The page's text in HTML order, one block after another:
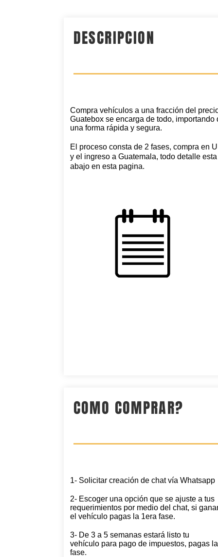
DESCRIPCION
Compra vehículos a una fracción del
Guatebox se encarga de todo, importando
una forma rápida y segura.
El proceso consta de 2 fases, compra en
y el ingreso a Guatemala, todo detalle
abajo en esta pagina.
COMO COMPRAR?
1- Solicitar creación de chat vía Whatsapp
2- Escoger una opción que se ajuste a tus
requerimientos por medio del chat, si
el vehículo pagas la 1era fase.
3- De 3 a 5 semanas estará listo tu
vehículo para pago de impuestos, pagas
fase.